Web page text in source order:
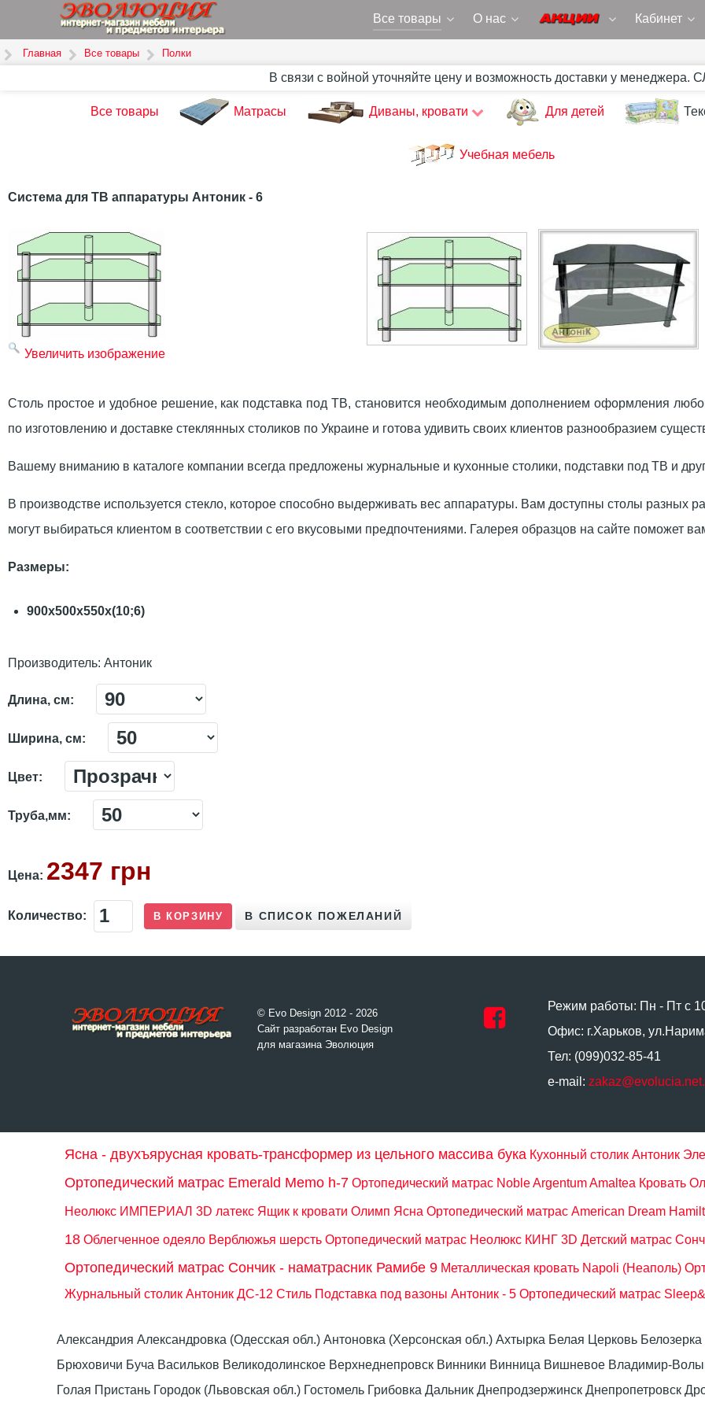
Все товары О нас Кабинет
Главная Все товары Полки
В связи с войной уточняйте цену и возможность доставки у менеджера.
Все товары Матрасы Диваны, кровати Для детей
Учебная мебель
Система для ТВ аппаратуры Антоник - 6
Увеличить изображение
Столь простое и удобное решение, как подставка под ТВ, становится необходимым дополнением оформления
по изготовлению и доставке стеклянных столиков по Украине и готова удивить своих клиентов разнообразием
Вашему вниманию в каталоге компании всегда предложены журнальные и кухонные столики, подставки под ТВ и
В производстве используется стекло, которое способно выдерживать вес аппаратуры. Вам доступны столы разных
могут выбираться клиентом в соответствии с его вкусовыми предпочтениями. Галерея образцов на сайте поможет
Размеры:
900х500х550х(10;6)
Производитель: Антоник
Длина, см:
Ширина, см:
Цвет:
Труба,мм:
Цена: 2347 грн
Количество:
© Evo Design 2012 - 2026
Сайт разработан Evo Design
для магазина Эволюция
Режим работы: Пн - Пт с
Офис: г.Харьков,
Тел: (099)032-85-41
e-mail:
Ясна - двухъярусная кровать-трансформер из цельного массива бука Кухонный столик Антоник
Ортопедический матрас Emerald Memo h-7 Ортопедический матрас Noble Argentum Amaltea Кровать
Неолюкс ИМПЕРИАЛ 3D латекс Ящик к кровати Олимп Ясна Ортопедический матрас American Dream
18 Облегченное одеяло Верблюжья шерсть Ортопедический матрас Неолюкс КИНГ 3D Детский матрас
Ортопедический матрас Сончик - наматрасник Рамибе 9 Металлическая кровать Napoli (Неаполь)
Журнальный столик Антоник ДС-12 Стиль Подставка под вазоны Антоник - 5 Ортопедический матрас
Александрия Александровка (Одесская обл.) Антоновка (Херсонская обл.) Ахтырка Белая Церковь
Брюховичи Буча Васильков Великодолинское Верхнеднепровск Винники Винница Вишневое Владимир-
Голая Пристань Городок (Львовская обл.) Гостомель Грибовка Дальник Днепродзержинск